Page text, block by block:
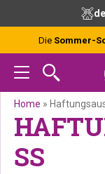
content
Die Sommer-
Home »
SS